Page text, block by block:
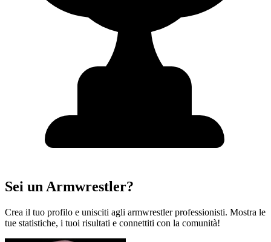
Sei un Armwrestler?
Crea il tuo profilo e unisciti agli armwrestler professionisti. Mostra le
tue statistiche, i tuoi risultati e connettiti con la comunità!